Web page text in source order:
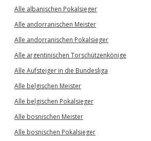
Alle albanischen Pokalsieger
Alle andorranischen Meister
Alle andorranischen Pokalsieger
Alle argentinischen Torschützenkönige
Alle Aufsteiger in die Bundesliga
Alle belgischen Meister
Alle belgischen Pokalsieger
Alle bosnischen Meister
Alle bosnischen Pokalsieger